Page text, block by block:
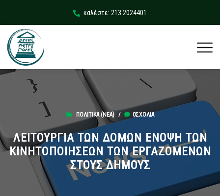
καλέστε: 213 2024401
ΠΟΛΙΤΙΚΆ (ΝΕΑ)/ 0ΣΧΌΛΙΑ
ΛΕΙΤΟΥΡΓΙΑ ΤΩΝ ΔΟΜΩΝ ΕΝΟΨΗ ΤΩΝ
ΚΙΝΗΤΟΠΟΙΗΣΕΩΝ ΤΩΝ ΕΡΓΑΖΟΜΕΝΩΝ
ΣΤΟΥΣ ΔΗΜΟΥΣ